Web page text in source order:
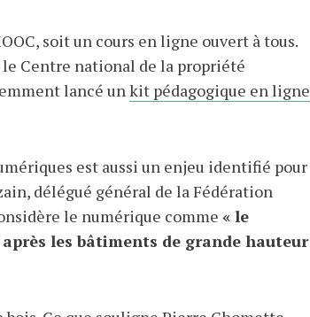
soit un cours en ligne ouvert à tous.
Centre national de la propriété
lancé unkit pédagogique en ligne
est aussi un enjeu identifié pour
délégué général de la Fédération
le numérique comme « le
les bâtiments de grande hauteur